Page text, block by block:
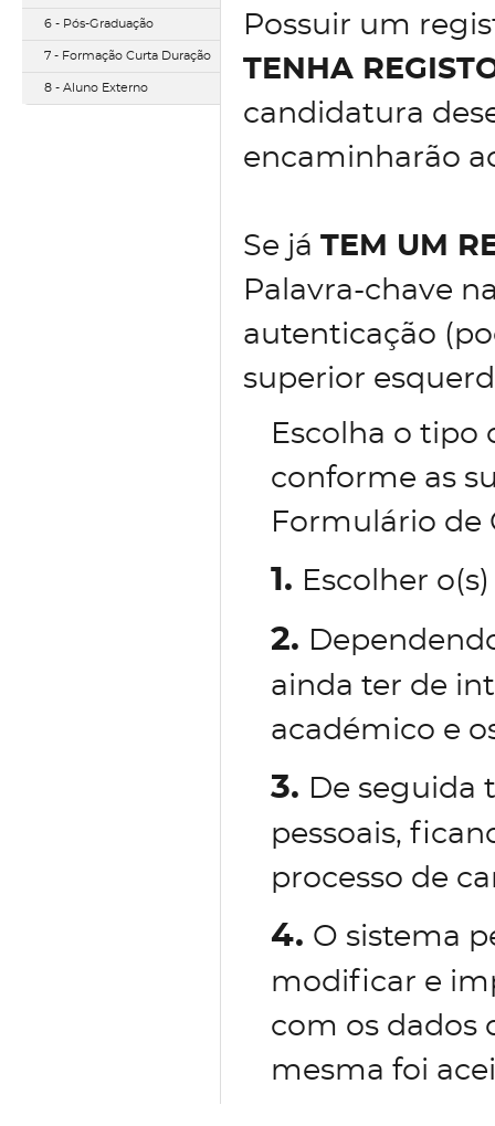
6 - Pós-Graduação
7 - Formação Curta Duração
8 - Aluno Externo
Possuir um
TENHA
candidatura
encaminharão
Se já TEM UM
Palavra-chave
autenticação
superior
Escolha o tipo
conforme as
Formulário de
1. Escolher
2.
ainda ter de
académico e
3. De seguida
pessoais,
processo de
4. O sistema
modificar e
com os dados
mesma foi